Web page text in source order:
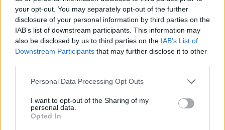
your opt-out. You may separately opt-out of the further
disclosure of your personal information by third parties on the
IAB’s list of downstream participants. This information may
also be disclosed by us to third parties on the IAB’s List of
Downstream Participants that may further disclose it to other
Personal Data Processing Opt Outs
I want to opt-out of the Sharing of my
personal data.
Opted In
Abonnement